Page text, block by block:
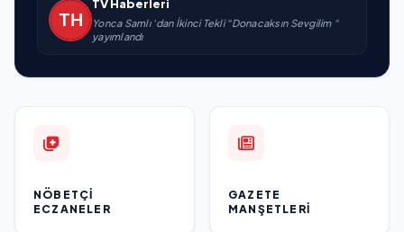
TV Haberleri
Yonca Samlı ‘dan İkinci Tekli “Donacaksın Sevgilim “
yayımlandı
NÖBETÇI
ECZANELER
GAZETE
MANŞETLERI